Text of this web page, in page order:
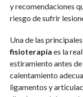
y recomendaciones
riesgo de sufrir
Una de las principales
fisioterapia es la
estiramiento antes
calentamiento
ligamentos y